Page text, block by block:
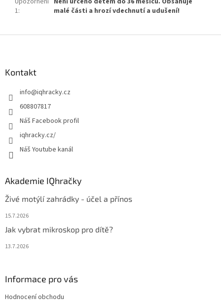
1:
malé části a hrozí vdechnutí a udušení!
Kontakt
info@iqhracky.cz
608807817
Náš Facebook profil
iqhracky.cz/
Náš Youtube kanál
Akademie IQhračky
Živé motýlí zahrádky - účel a přínos
15.7.2026
Jak vybrat mikroskop pro dítě?
13.7.2026
Informace pro vás
Hodnocení obchodu